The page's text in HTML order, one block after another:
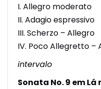
I. Allegro moderato
II. Adagio espressivo
III. Scherzo – Allegro
IV. Poco Allegretto –
intervalo
Sonata No. 9 em